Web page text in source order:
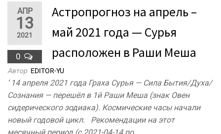
АПР
13
2021
0
Астропрогноз на апрель –
май 2021 года — Сурья
расположен в Раши Меша
Автор EDITOR-YU
‘ 14 апреля 2021 года Граха Сурья — Сила Бытия/Духа/
Сознания — перешёл в 1й Раши Меша (знак Овен
сидерического зодиака). Космические часы начали
новый годовой цикл. Рекомендации на этот
месячный период (с 2021-04-14 по…